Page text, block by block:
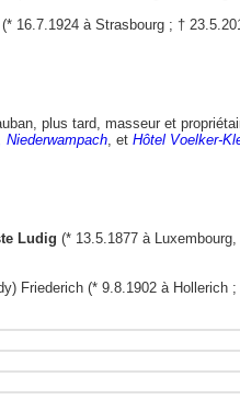
16.7.1924 à Strasbourg ; †
plus tard, masseur et
Niederwampach, et Hôtel Voelker-
Ludig (* 13.5.1877 à
Friederich (* 9.8.1902 à Hollerich